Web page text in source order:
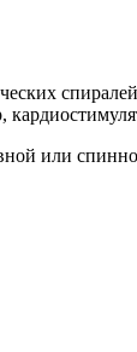
или